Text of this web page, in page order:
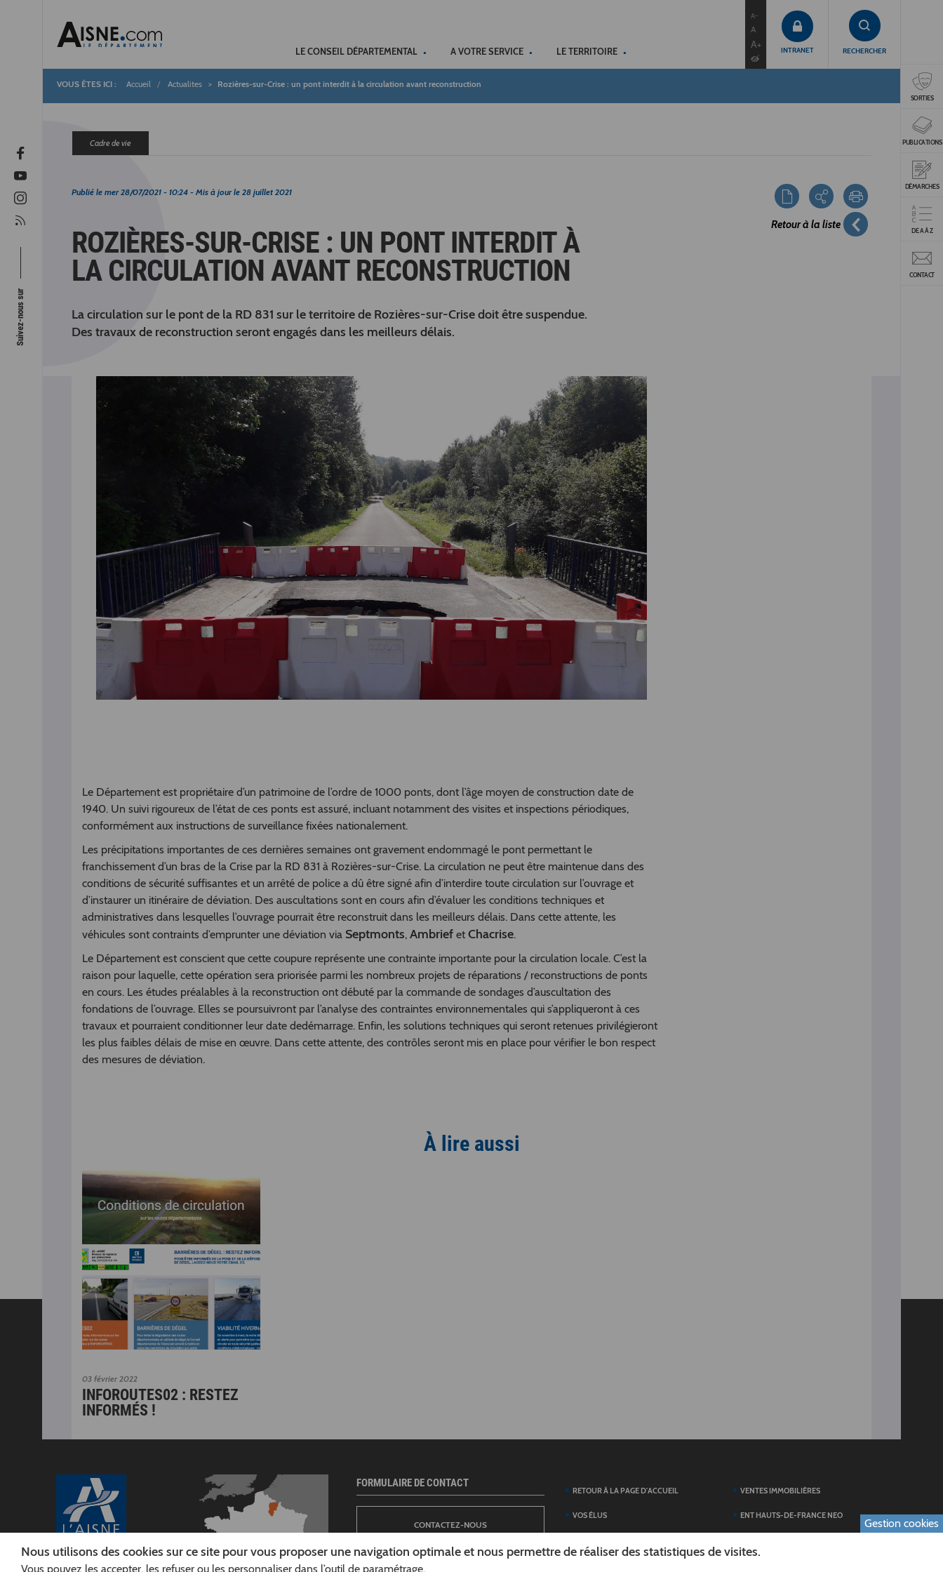
LE CONSEIL DÉPARTEMENTAL A VOTRE SERVICE LE TERRITOIRE
A-
A
A+ INTRANET RECHERCHER
SORTIES
PUBLICATIONS
DÉMARCHES
DE A À Z
CONTACT
Fil
d'Ariane
Accueil Actualites Rozières-sur-Crise : un pont interdit à la circulation avant reconstruction
Cadre de vie
Retour à la liste
Publié le mer 28/07/2021 - 10:24 - Mis à jour le 28 juillet 2021
ROZIÈRES-SUR-CRISE : UN PONT INTERDIT À
LA CIRCULATION AVANT RECONSTRUCTION
La circulation sur le pont de la RD 831 sur le territoire de Rozières-sur-Crise doit être suspendue.
Des travaux de reconstruction seront engagés dans les meilleurs délais.
Le Département est propriétaire d’un patrimoine de l’ordre de 1000 ponts, dont l’âge moyen de construction date de
1940. Un suivi rigoureux de l’état de ces ponts est assuré, incluant notamment des visites et inspections périodiques,
conformément aux instructions de surveillance fixées nationalement.
Les précipitations importantes de ces dernières semaines ont gravement endommagé le pont permettant le
franchissement d’un bras de la Crise par la RD 831 à Rozières-sur-Crise. La circulation ne peut être maintenue dans des
conditions de sécurité suffisantes et un arrêté de police a dû être signé afin d’interdire toute circulation sur l’ouvrage et
d’instaurer un itinéraire de déviation. Des auscultations sont en cours afin d’évaluer les conditions techniques et
administratives dans lesquelles l’ouvrage pourrait être reconstruit dans les meilleurs délais. Dans cette attente, les
véhicules sont contraints d’emprunter une déviation via Septmonts, Ambrief et Chacrise.
Le Département est conscient que cette coupure représente une contrainte importante pour la circulation locale. C’est la
raison pour laquelle, cette opération sera priorisée parmi les nombreux projets de réparations / reconstructions de ponts
en cours. Les études préalables à la reconstruction ont débuté par la commande de sondages d’auscultation des
fondations de l’ouvrage. Elles se poursuivront par l’analyse des contraintes environnementales qui s’appliqueront à ces
travaux et pourraient conditionner leur date dedémarrage. Enfin, les solutions techniques qui seront retenues privilégieront
les plus faibles délais de mise en œuvre. Dans cette attente, des contrôles seront mis en place pour vérifier le bon respect
des mesures de déviation.
À lire aussi
03 février 2022
INFOROUTES02 : RESTEZ
INFORMÉS !
FORMULAIRE DE CONTACT
CONTACTEZ-NOUS
RETOUR À LA PAGE D'ACCUEIL
VOS ÉLUS
DÉPARTEMENT
VENTES IMMOBILIÈRES
ENT HAUTS-DE-FRANCE NEO
Gestion cookies
Nous utilisons des cookies sur ce site pour vous proposer une navigation optimale et nous permettre de réaliser des statistiques de visites.
Vous pouvez les accepter, les refuser ou les personnaliser dans l’outil de paramétrage.